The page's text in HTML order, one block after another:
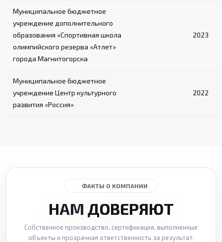
Муниципальное бюджетное
учреждение дополнительного
образования «Спортивная школа
олимпийского резерва «Атлет»
города Магнитогорска
2023
Муниципальное бюджетное
учреждение Центр культурного
развития «Россия»
2022
ФАКТЫ О КОМПАНИИ
НАМ ДОВЕРЯЮТ
Собственное производство, сертификация, выполненные
объекты и прозрачная ответственность за результат.